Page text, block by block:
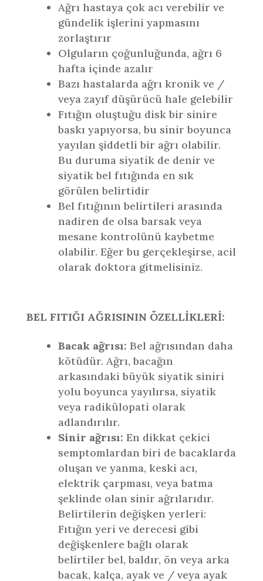
Ağrı hastaya çok acı verebilir ve
gündelik işlerini yapmasını
zorlaştırır
Olguların çoğunluğunda, ağrı 6
hafta içinde azalır
Bazı hastalarda ağrı kronik ve /
veya zayıf düşürücü hale gelebilir
Fıtığın oluştuğu disk bir sinire
baskı yapıyorsa, bu sinir boyunca
yayılan şiddetli bir ağrı olabilir.
Bu duruma siyatik de denir ve
siyatik bel fıtığında en sık
görülen belirtidir
Bel fıtığının belirtileri arasında
nadiren de olsa barsak veya
mesane kontrolünü kaybetme
olabilir. Eğer bu gerçekleşirse, acil
olarak doktora gitmelisiniz.
BEL FITIĞI AĞRISININ ÖZELLİKLERİ:
Bacak ağrısı: Bel ağrısından daha
kötüdür. Ağrı, bacağın
arkasındaki büyük siyatik siniri
yolu boyunca yayılırsa, siyatik
veya radikülopati olarak
adlandırılır.
Sinir ağrısı: En dikkat çekici
semptomlardan biri de bacaklarda
oluşan ve yanma, keski acı,
elektrik çarpması, veya batma
şeklinde olan sinir ağrılarıdır.
Belirtilerin değişken yerleri:
Fıtığın yeri ve derecesi gibi
değişkenlere bağlı olarak
belirtiler bel, baldır, ön veya arka
bacak, kalça, ayak ve / veya ayak